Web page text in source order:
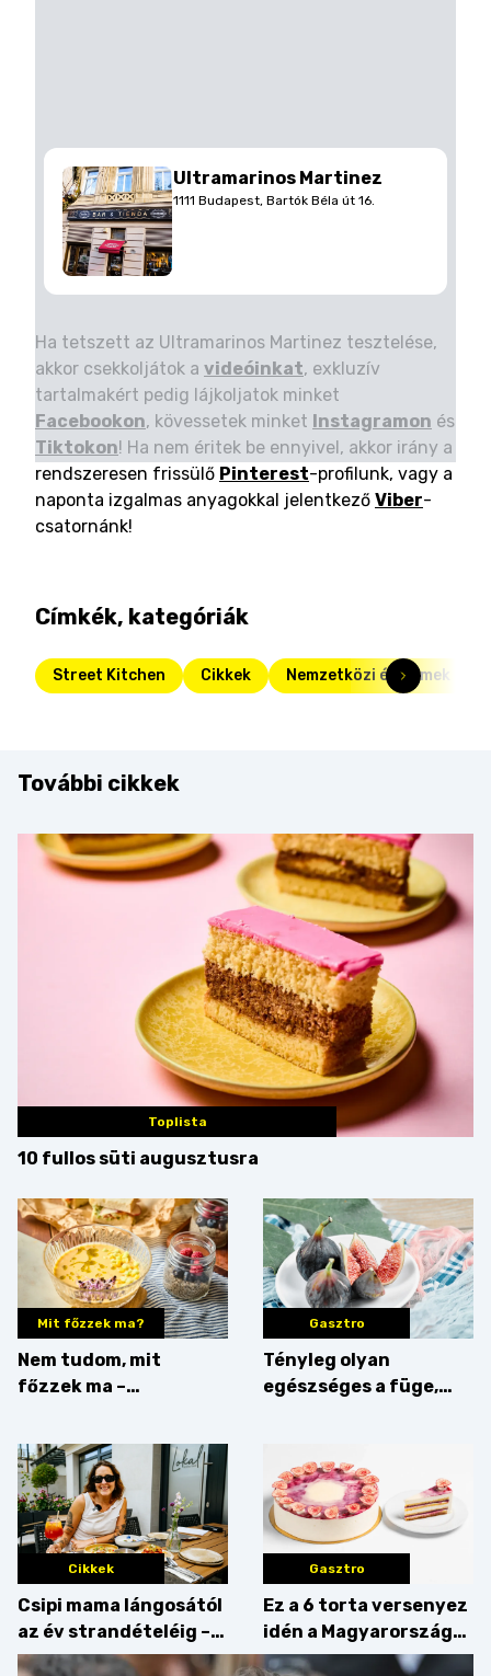
Ultramarinos Martinez
1111 Budapest, Bartók Béla út 16.
Ha tetszett az Ultramarinos Martinez tesztelése,
akkor csekkoljátok a videóinkat, exkluzív
tartalmakért pedig lájkoljatok minket
Facebookon, kövessetek minket Instagramon és
Tiktokon! Ha nem éritek be ennyivel, akkor irány a
rendszeresen frissülő Pinterest-profilunk, vagy a
naponta izgalmas anyagokkal jelentkező Viber-
csatornánk!
Címkék, kategóriák
Street Kitchen Cikkek Nemzetközi éttermek
További cikkek
Toplista
10 fullos süti augusztusra
Mit főzzek ma?
Nem tudom, mit
főzzek ma –
Gasztro
Tényleg olyan
egészséges a füge,
Cikkek
Csipi mama lángosától
az év strandételéig –
idén is felzabáltuk a
Gasztro
Ez a 6 torta versenyez
idén a Magyarország
tortája címért